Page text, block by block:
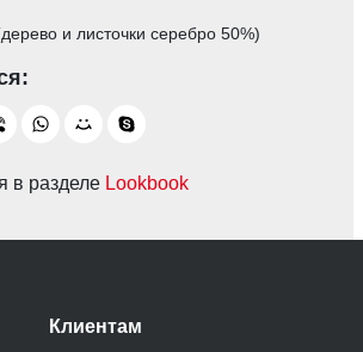
и листочки серебро 50%)
в разделе Lookbook
Клиентам